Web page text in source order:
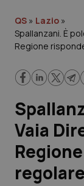
Governo e
Regioni e Asl
Lavoro e
Scienza e
Studi e Analisi
QS » Lazio »
Spallanzani. È
Regione
Vaia